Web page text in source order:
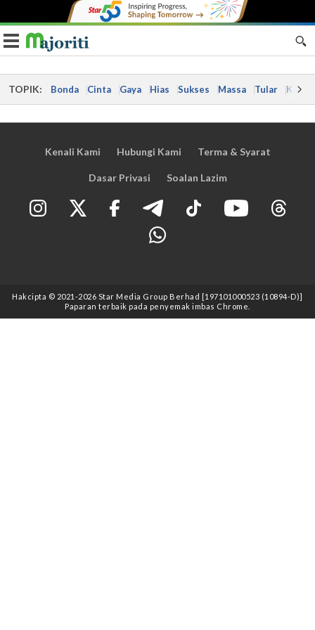
Toggle navigation
TOPIK: Bonda Cinta Gaya Hias Sukses Massa Tular Kes
Kenali Kami Hubungi Kami Terma & Syarat
Dasar Privasi Soalan Lazim
Hakcipta © 2021 -2026 Star Media Group Berhad [197101000523 (10894-D)]
Paparan terbaik pada penyemak imbas Chrome.